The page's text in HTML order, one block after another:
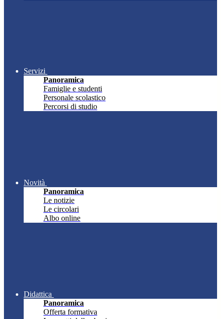
Servizi
Panoramica
Famiglie e studenti
Personale scolastico
Percorsi di studio
Novità
Panoramica
Le notizie
Le circolari
Albo online
Didattica
Panoramica
Offerta formativa